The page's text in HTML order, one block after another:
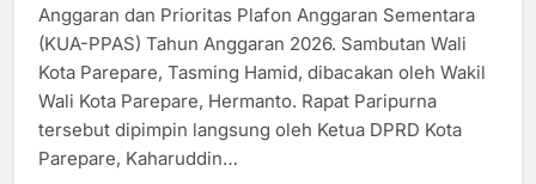
Anggaran dan Prioritas Plafon Anggaran Sementara
(KUA-PPAS) Tahun Anggaran 2026. Sambutan Wali
Kota Parepare, Tasming Hamid, dibacakan oleh Wakil
Wali Kota Parepare, Hermanto. Rapat Paripurna
tersebut dipimpin langsung oleh Ketua DPRD Kota
Parepare, Kaharuddin…